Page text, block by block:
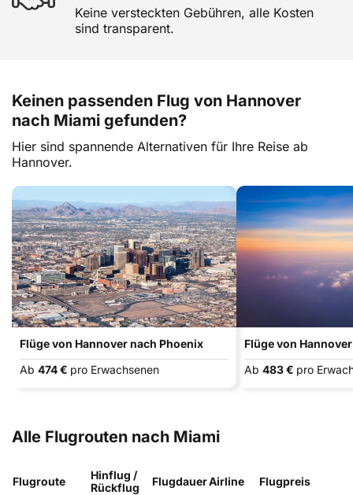
Keine versteckten Gebühren, alle Kosten
sind transparent.
Keinen passenden Flug von Hannover
nach Miami gefunden?
Hier sind spannende Alternativen für Ihre Reise ab
Hannover.
Flüge von Hannover nach Phoenix
Ab 474 € pro Erwachsenen
Flüge von
Ab 483 € pro
Alle Flugrouten nach Miami
Flugroute
Hinflug /
Rückflug
FlugdauerAirline Flugpreis